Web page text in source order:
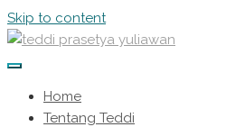
Skip to content
Home
Tentang Teddi